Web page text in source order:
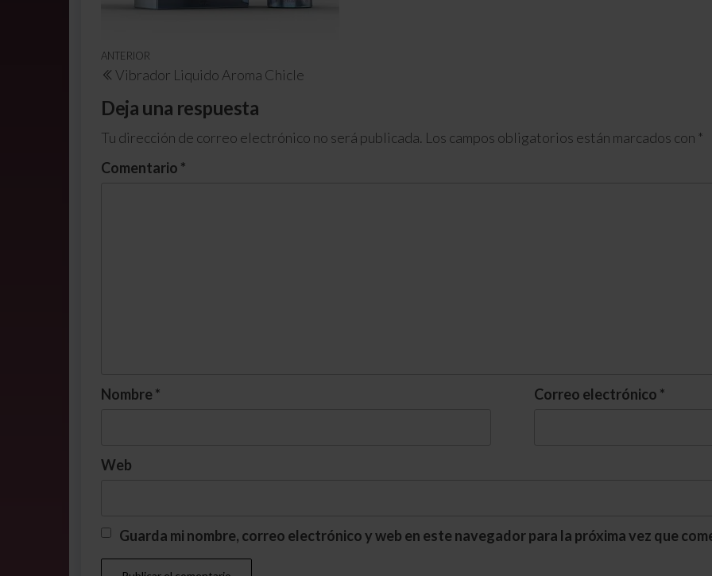
ANTERIOR
Vibrador Liquido Aroma Chicle
Deja una respuesta
Tu dirección de correo electrónico no será publicada. Los campos obligatorios están marcados con *
Comentario *
Nombre * Correo electrónico *
Web
Guarda mi nombre, correo electrónico y web en este navegador para la próxima vez que